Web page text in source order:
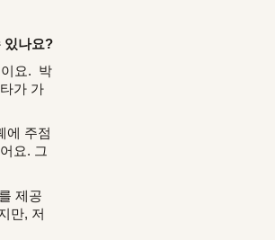
있나요?
이요. 박
가 가
에 주점
요. 그
제공
만, 저